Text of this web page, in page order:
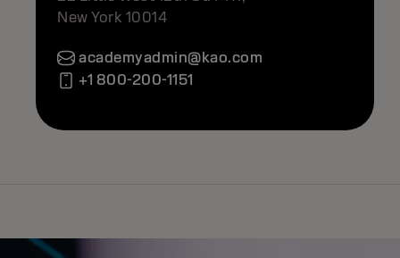
New York 10014
academyadmin@kao.com
+1 800-200-1151